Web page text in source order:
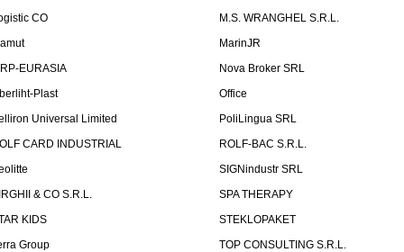
CO
M.S. WRANGHEL S.R.L.
MarinJR
EURASIA
Nova Broker SRL
Plast
Office
Universal Limited
PoliLingua SRL
CARD INDUSTRIAL
ROLF-BAC S.R.L.
SIGNindustr SRL
& CO S.R.L.
SPA THERAPY
KIDS
STEKLOPAKET
Group
TOP CONSULTING S.R.L.